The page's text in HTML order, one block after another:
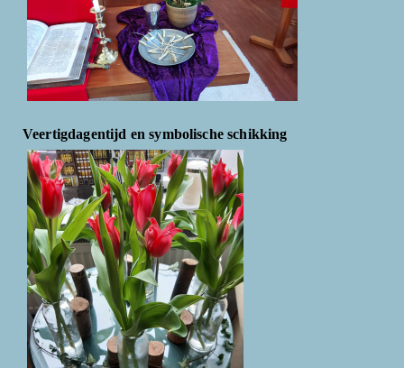
Veertigdagentijd en symbolische schikking